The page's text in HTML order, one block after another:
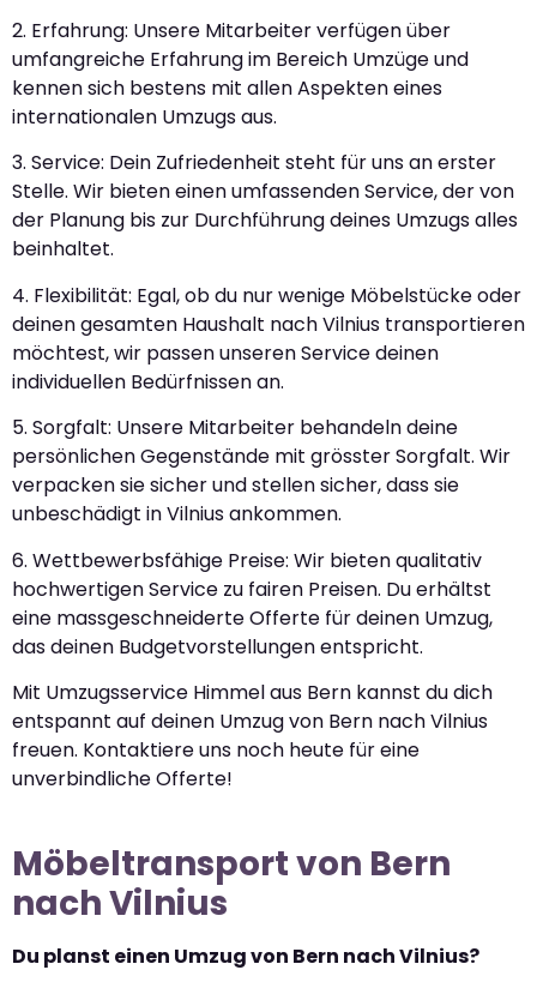
2. Erfahrung: Unsere Mitarbeiter verfügen über
umfangreiche Erfahrung im Bereich Umzüge und
kennen sich bestens mit allen Aspekten eines
internationalen Umzugs aus.
3. Service: Dein Zufriedenheit steht für uns an erster
Stelle. Wir bieten einen umfassenden Service, der von
der Planung bis zur Durchführung deines Umzugs alles
beinhaltet.
4. Flexibilität: Egal, ob du nur wenige Möbelstücke oder
deinen gesamten Haushalt nach Vilnius transportieren
möchtest, wir passen unseren Service deinen
individuellen Bedürfnissen an.
5. Sorgfalt: Unsere Mitarbeiter behandeln deine
persönlichen Gegenstände mit grösster Sorgfalt. Wir
verpacken sie sicher und stellen sicher, dass sie
unbeschädigt in Vilnius ankommen.
6. Wettbewerbsfähige Preise: Wir bieten qualitativ
hochwertigen Service zu fairen Preisen. Du erhältst
eine massgeschneiderte Offerte für deinen Umzug,
das deinen Budgetvorstellungen entspricht.
Mit Umzugsservice Himmel aus Bern kannst du dich
entspannt auf deinen Umzug von Bern nach Vilnius
freuen. Kontaktiere uns noch heute für eine
unverbindliche Offerte!
Möbeltransport von Bern
nach Vilnius
Du planst einen Umzug von Bern nach Vilnius?